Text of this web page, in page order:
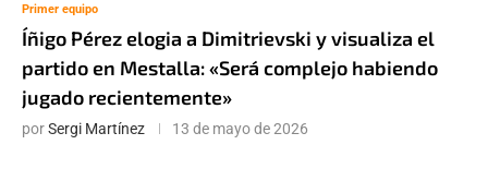
Primer equipo
Íñigo Pérez elogia a Dimitrievski y visualiza el
partido en Mestalla: «Será complejo habiendo
jugado recientemente»
porSergi Martínez 13 de mayo de 2026